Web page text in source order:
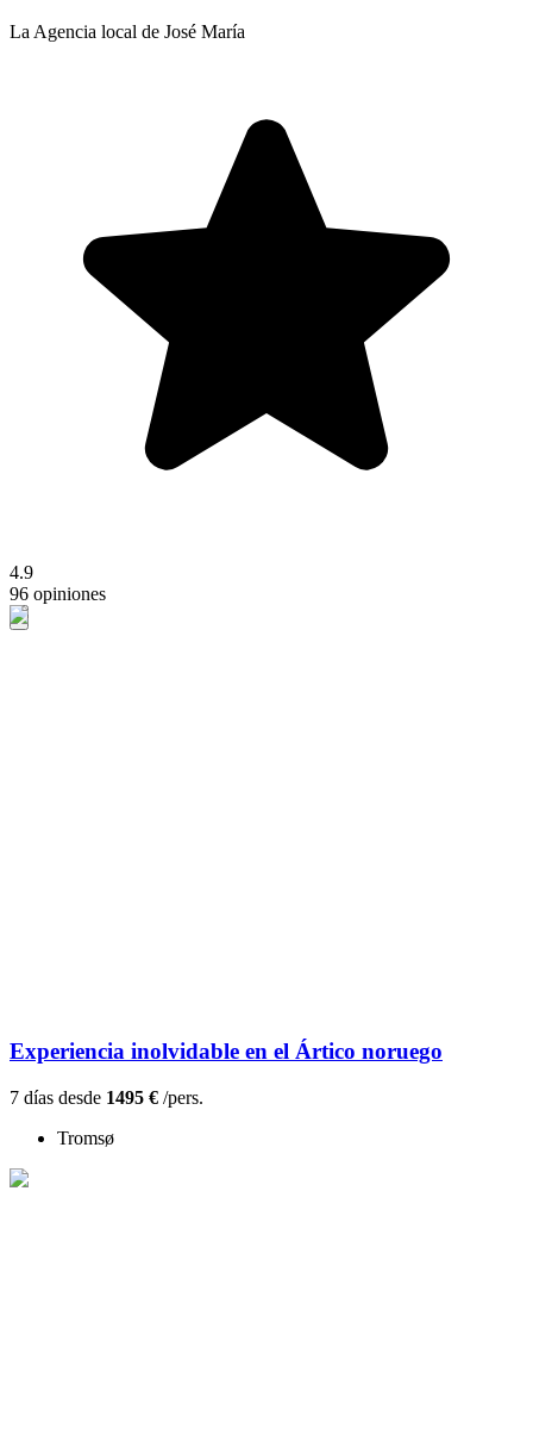
La Agencia local de José María
4.9
96 opiniones
Experiencia inolvidable en el Ártico noruego
7 días desde 1495 € /pers.
Tromsø